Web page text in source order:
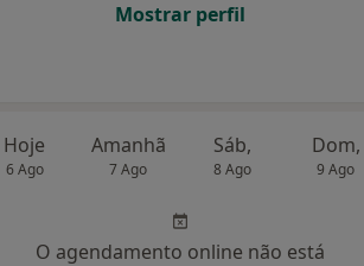
Mostrar perfil
Hoje
6 Ago
Amanhã
7 Ago
Sáb,
8 Ago
Dom,
9 Ago
O agendamento online não está